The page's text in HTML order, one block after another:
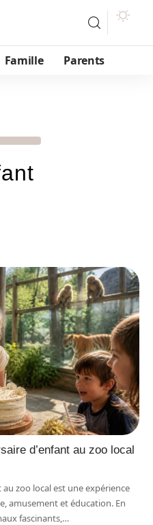
Famille Parents
d’enfant au zoo local
zoo local est une expérience
amusement et éducation. En
fascinants,…